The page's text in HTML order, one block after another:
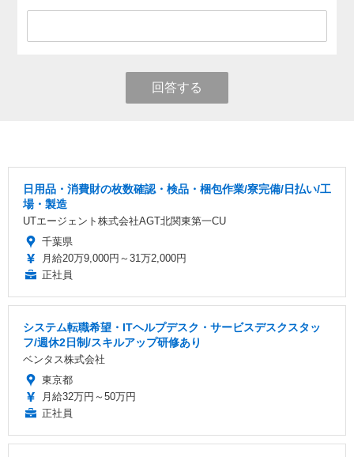
回答する
日用品・消費財の枚数確認・検品・梱包作業/寮完備/日払い/工
場・製造
UTエージェント株式会社AGT北関東第一CU
千葉県
月給20万9,000円～31万2,000円
正社員
システム転職希望・ITヘルプデスク・サービスデスクスタッ
フ/週休2日制/スキルアップ研修あり
ベンタス株式会社
東京都
月給32万円～50万円
正社員